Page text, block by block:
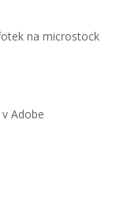
na microstock
Adobe